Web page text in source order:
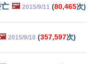
🖼️ 2015/9/11 (80,465次)
2015/9/10 (357,597次)